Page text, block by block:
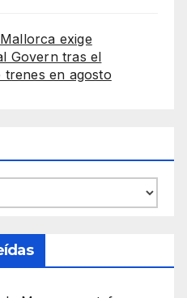
exige
Govern tras el
trenes en agosto